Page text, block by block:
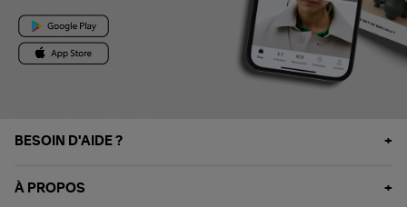
BESOIN D'AIDE ?
À PROPOS